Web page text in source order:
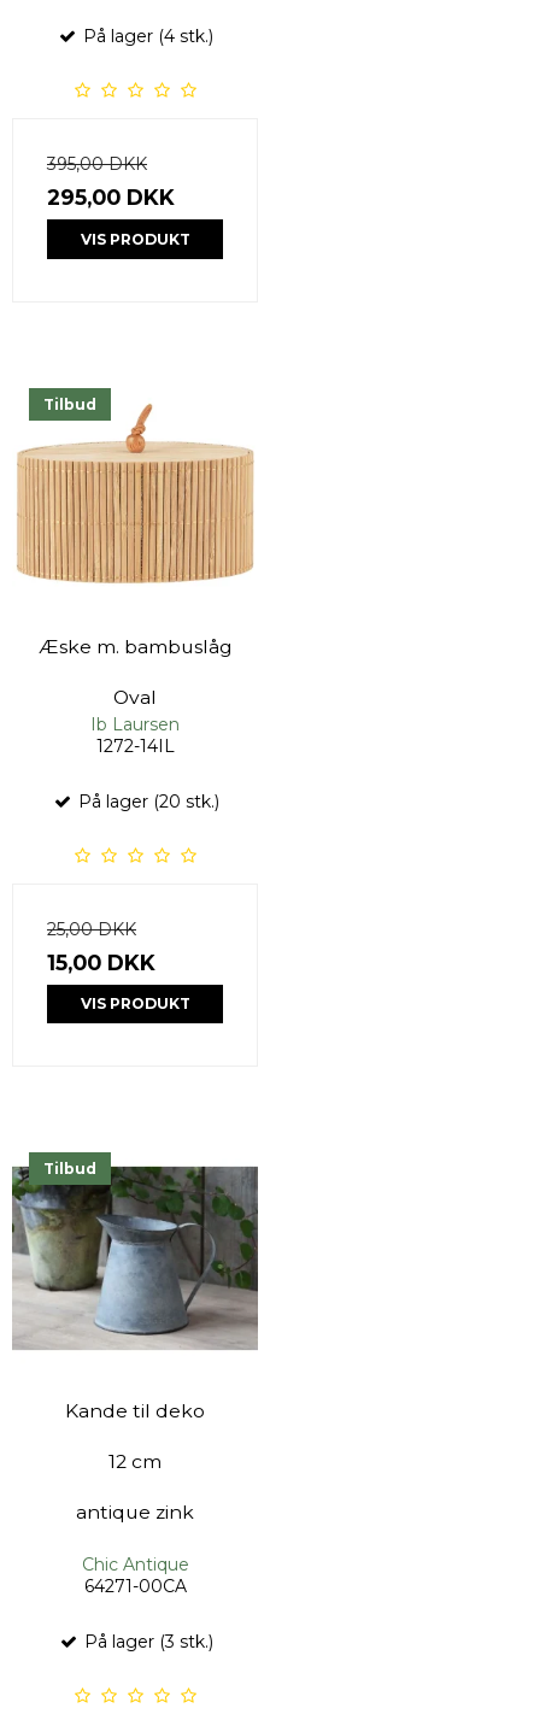
På lager (4 stk.)
395,00 DKK
295,00 DKK
VIS PRODUKT
Tilbud
Æske m. bambuslåg
Oval
Ib Laursen
1272-14IL
På lager (20 stk.)
25,00 DKK
15,00 DKK
VIS PRODUKT
Tilbud
Kande til deko
12 cm
antique zink
Chic Antique
64271-00CA
På lager (3 stk.)